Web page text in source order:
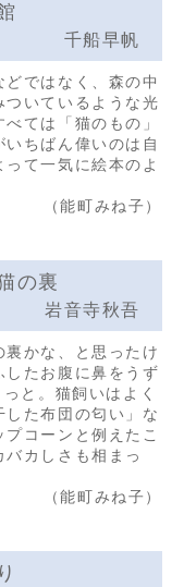
千船早帆
ではなく、森の中
いているような光
ては「猫のもの」
ちばん偉いのは自
て一気に絵本のよ
（能町みね子）
の裏
岩音寺秋吾
裏かな、と思ったけ
したお腹に鼻をうず
と。猫飼いはよく
た布団の匂い」な
コーンと例えたこ
カしさも相まっ
（能町みね子）